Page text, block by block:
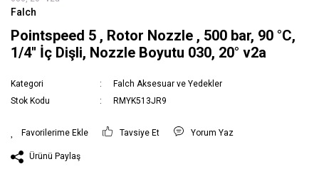
Falch
Pointspeed 5 , Rotor Nozzle , 500 bar, 90 °C,
1/4'' İç Dişli, Nozzle Boyutu 030, 20° v2a
Kategori
Falch Aksesuar ve Yedekler
Stok Kodu
RMYK513JR9
Tavsiye Et Yorum Yaz
Ürünü Paylaş